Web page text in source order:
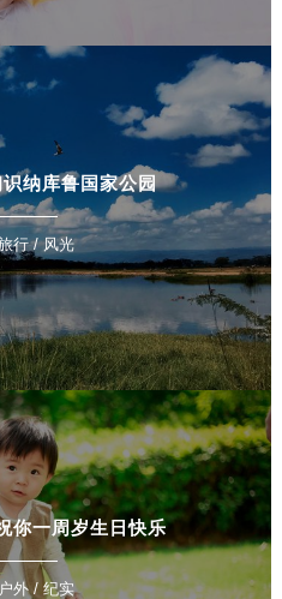
纳库鲁国家公园
行 / 风光
你一周岁生日快乐
外 / 纪实